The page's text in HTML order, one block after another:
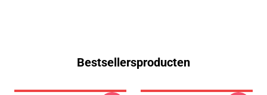
Bestsellersproducten